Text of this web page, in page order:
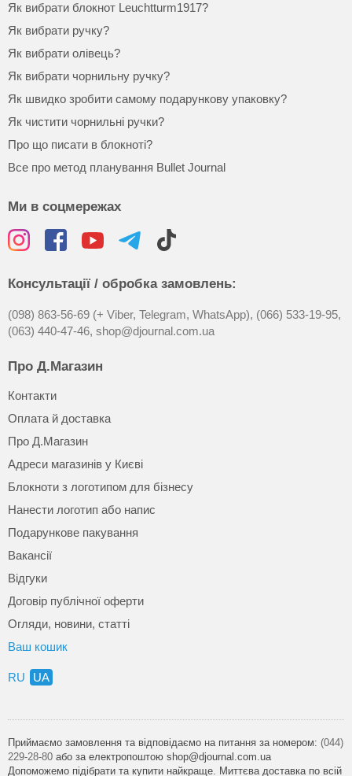
Як вибрати блокнот Leuchtturm1917?
Як вибрати ручку?
Як вибрати олівець?
Як вибрати чорнильну ручку?
Як швидко зробити самому подарункову упаковку?
Як чистити чорнильні ручки?
Про що писати в блокноті?
Все про метод планування Bullet Journal
Ми в соцмережах
Консультації / обробка замовлень:
(098) 863-56-69 (+ Viber, Telegram, WhatsApp), (066) 533-19-95,
(063) 440-47-46, shop@djournal.com.ua
Про Д.Магазин
Контакти
Оплата й доставка
Про Д.Магазин
Адреси магазинів у Києві
Блокноти з логотипом для бізнесу
Нанести логотип або напис
Подарункове пакування
Вакансії
Відгуки
Договір публічної оферти
Огляди, новини, статті
Ваш кошик
RU UA
Приймаємо замовлення та відповідаємо на питання за номером: (044)
229-28-80 або за електропоштою shop@djournal.com.ua
Допоможемо підібрати та купити найкраще. Миттєва доставка по всій